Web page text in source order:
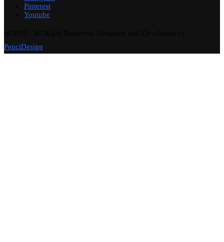
Pinterest
Youtube
PenciDesign